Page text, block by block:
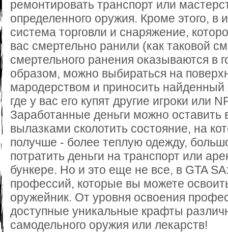
ремонтировать транспорт или
определенного оружия. Кроме этого, в
система торговли и снаряжение,
вас смертельно ранили (как таковой
смертельного ранения оказываются в
образом, можно выбираться на
мародерством и приносить найденный
где у вас его купят другие игроки или
Заработанные деньги можно
вылазками сколотить состояние, на
получше - более теплую одежду,
потратить деньги на транспорт или
бункере. Но и это еще не все, в GTA
профессий, которые вы можете
оружейник. От уровня освоения
доступные уникальные крафты
самодельного оружия или лекарств!